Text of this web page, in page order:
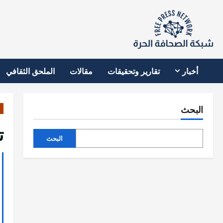
أخبار تقارير وتحقيقات مقالات الملحق الثقافي
البحث
البحث